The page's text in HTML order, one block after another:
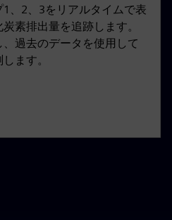
、2、3をリアルタイムで表
素排出量を追跡します。
過去のデータを使用して
ます。